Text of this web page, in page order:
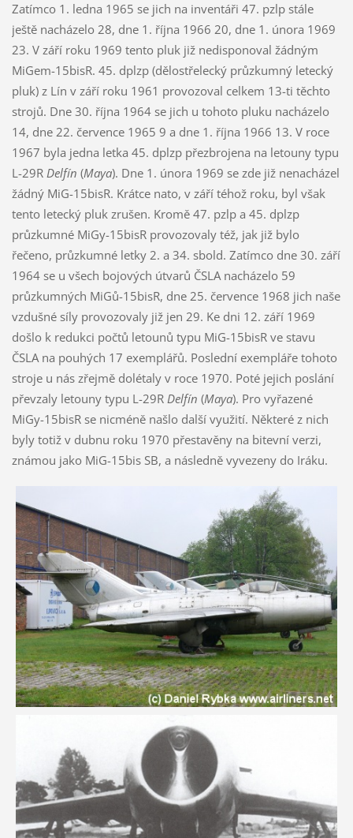
Zatímco 1. ledna 1965 se jich na inventáři 47. pzlp stále
ještě nacházelo 28, dne 1. října 1966 20, dne 1. února 1969
23. V září roku 1969 tento pluk již nedisponoval žádným
MiGem-15bisR. 45. dplzp (dělostřelecký průzkumný letecký
pluk) z Lín v září roku 1961 provozoval celkem 13-ti těchto
strojů. Dne 30. října 1964 se jich u tohoto pluku nacházelo
14, dne 22. července 1965 9 a dne 1. října 1966 13. V roce
1967 byla jedna letka 45. dplzp přezbrojena na letouny typu
L-29R Delfín (Maya). Dne 1. února 1969 se zde již nenacházel
žádný MiG-15bisR. Krátce nato, v září téhož roku, byl však
tento letecký pluk zrušen. Kromě 47. pzlp a 45. dplzp
průzkumné MiGy-15bisR provozovaly též, jak již bylo
řečeno, průzkumné letky 2. a 34. sbold. Zatímco dne 30. září
1964 se u všech bojových útvarů ČSLA nacházelo 59
průzkumných MiGů-15bisR, dne 25. července 1968 jich naše
vzdušné síly provozovaly již jen 29. Ke dni 12. září 1969
došlo k redukci počtů letounů typu MiG-15bisR ve stavu
ČSLA na pouhých 17 exemplářů. Poslední exempláře tohoto
stroje u nás zřejmě dolétaly v roce 1970. Poté jejich poslání
převzaly letouny typu L-29R Delfín (Maya). Pro vyřazené
MiGy-15bisR se nicméně našlo další využití. Některé z nich
byly totiž v dubnu roku 1970 přestavěny na bitevní verzi,
známou jako MiG-15bis SB, a následně vyvezeny do Iráku.